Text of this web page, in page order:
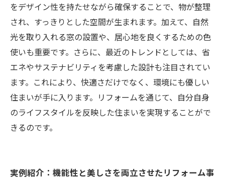
をデザイン性を持たせながら確保することで、物が整理
され、すっきりとした空間が生まれます。加えて、自然
光を取り入れる窓の設置や、居心地を良くするための色
使いも重要です。さらに、最近のトレンドとしては、省
エネやサステナビリティを考慮した設計も注目されてい
ます。これにより、快適さだけでなく、環境にも優しい
住まいが手に入ります。リフォームを通じて、自分自身
のライフスタイルを反映した住まいを実現することがで
きるのです。
実例紹介：機能性と美しさを両立させたリフォーム事